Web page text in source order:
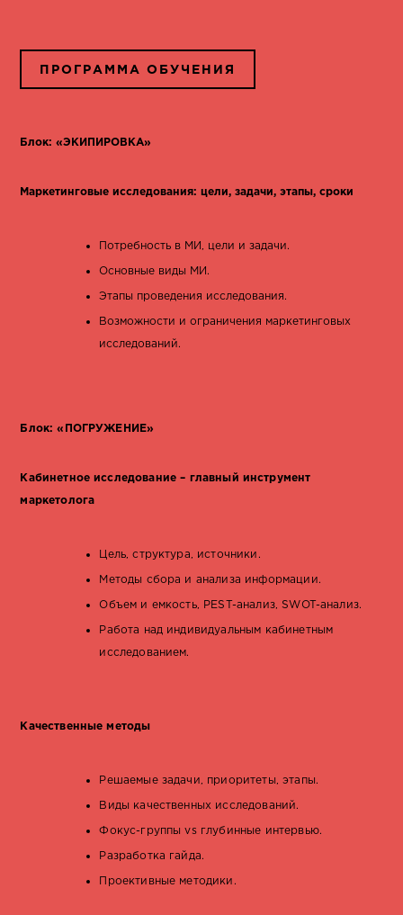
ПРОГРАММА ОБУЧЕНИЯ
Блок: «ЭКИПИРОВКА»
Маркетинговые исследования: цели, задачи, этапы, сроки
Потребность в МИ, цели и задачи.
Основные виды МИ.
Этапы проведения исследования.
Возможности и ограничения маркетинговых
исследований.
Блок: «ПОГРУЖЕНИЕ»
Кабинетное исследование – главный инструмент
маркетолога
Цель, структура, источники.
Методы сбора и анализа информации.
Объем и емкость, PEST-анализ, SWOT-анализ.
Работа над индивидуальным кабинетным
исследованием.
Качественные методы
Решаемые задачи, приоритеты, этапы.
Виды качественных исследований.
Фокус-группы vs глубинные интервью.
Разработка гайда.
Проективные методики.